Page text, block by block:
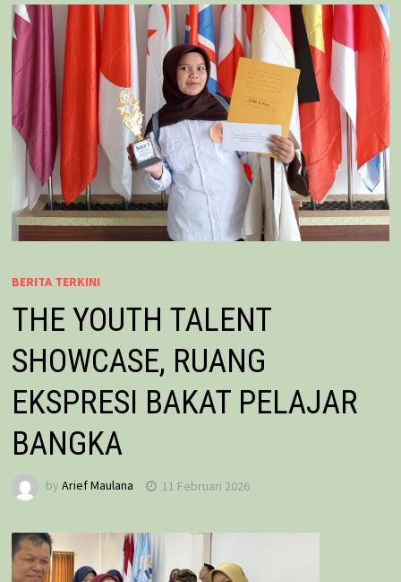
BERITA TERKINI
THE YOUTH TALENT
SHOWCASE, RUANG
EKSPRESI BAKAT PELAJAR
BANGKA
by Arief Maulana 11 Februari 2026